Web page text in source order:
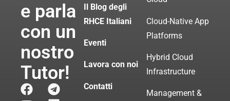
e parla
con un
nostro
Tutor!
Il Blog degli
RHCE Italiani
Eventi
Lavora con noi
Contatti
Cloud-Native App
Platforms
Hybrid Cloud
Infrastructure
Management &